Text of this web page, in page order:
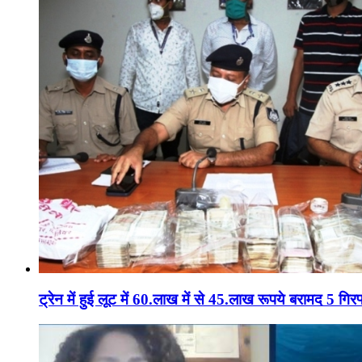
ट्रेन में हुई लूट में 60.लाख में से 45.लाख रूपये बरामद 5